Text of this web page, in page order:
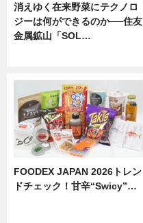
消えゆく在来野菜にテクノロ
ジーは何ができるのか──住友
金属鉱山「SOL…
FOODEX JAPAN 2026トレン
ドチェック！甘辛“Swicy”…